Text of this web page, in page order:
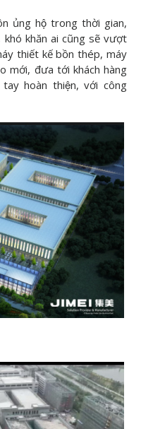
thống xử lý trái cây
Hệ thống phối trộn
bay hơi cô đặc
Hệ thống tiệt trùng
thống thổi chai Pet
thống phụ trợ đóng gói
thống CIP vệ sinh
Vật tư tiêu hao sản xuất
thống đông lạnh làm Kem
nghệ
trình sản xuất
pháp chung
thức
vụ
tức
ty
ủng hộ trong thời gian,
khăn ai cũng sẽ vượt
thiết kế bồn thép, máy
mới, đưa tới khách hàng
hoàn thiện, với công